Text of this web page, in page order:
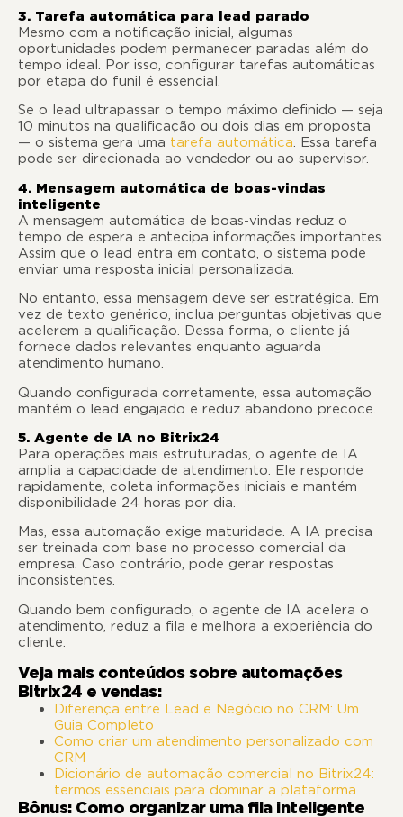
3. Tarefa automática para lead parado
Mesmo com a notificação inicial, algumas
oportunidades podem permanecer paradas além do
tempo ideal. Por isso, configurar tarefas automáticas
por etapa do funil é essencial.
Se o lead ultrapassar o tempo máximo definido — seja
10 minutos na qualificação ou dois dias em proposta
— o sistema gera uma tarefa automática. Essa tarefa
pode ser direcionada ao vendedor ou ao supervisor.
4. Mensagem automática de boas-vindas
inteligente
A mensagem automática de boas-vindas reduz o
tempo de espera e antecipa informações importantes.
Assim que o lead entra em contato, o sistema pode
enviar uma resposta inicial personalizada.
No entanto, essa mensagem deve ser estratégica. Em
vez de texto genérico, inclua perguntas objetivas que
acelerem a qualificação. Dessa forma, o cliente já
fornece dados relevantes enquanto aguarda
atendimento humano.
Quando configurada corretamente, essa automação
mantém o lead engajado e reduz abandono precoce.
5. Agente de IA no Bitrix24
Para operações mais estruturadas, o agente de IA
amplia a capacidade de atendimento. Ele responde
rapidamente, coleta informações iniciais e mantém
disponibilidade 24 horas por dia.
Mas, essa automação exige maturidade. A IA precisa
ser treinada com base no processo comercial da
empresa. Caso contrário, pode gerar respostas
inconsistentes.
Quando bem configurado, o agente de IA acelera o
atendimento, reduz a fila e melhora a experiência do
cliente.
Veja mais conteúdos sobre automações
Bitrix24 e vendas:
Diferença entre Lead e Negócio no CRM: Um
Guia Completo
Como criar um atendimento personalizado com
CRM
Dicionário de automação comercial no Bitrix24:
termos essenciais para dominar a plataforma
Bônus: Como organizar uma fila inteligente